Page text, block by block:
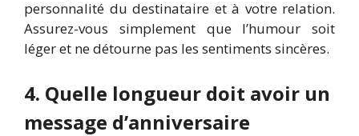
personnalité du destinataire et à votre relation.
Assurez-vous simplement que l’humour soit
léger et ne détourne pas les sentiments sincères.
4. Quelle longueur doit avoir un
message d’anniversaire